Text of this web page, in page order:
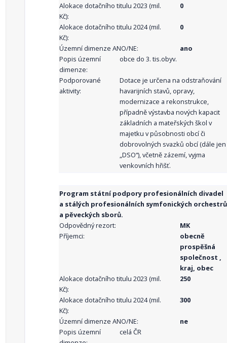
Alokace dotačního titulu 2023 (mil.
Kč):
0
Alokace dotačního titulu 2024 (mil.
Kč):
0
Územní dimenze ANO/NE:
ano
Popis územní
dimenze:
obce do 3. tis.obyv.
Podporované
aktivity:
Dotace je určena na odstraňování
havarijních stavů, opravy,
modernizace a rekonstrukce,
případně výstavba nových kapacit
základních a mateřských škol v
majetku v působnosti obcí či
dobrovolných svazků obcí (dále jen
„DSO“), včetně zázemí, vyjma
venkovních hřišť.
Program státní podpory profesionálních divadel
a stálých profesionálních symfonických orchestrů
a pěveckých sborů.
Odpovědný rezort:
MK
Příjemci:
obecně
prospěšná
společnost ,
kraj, obec
Alokace dotačního titulu 2023 (mil.
Kč):
250
Alokace dotačního titulu 2024 (mil.
Kč):
300
Územní dimenze ANO/NE:
ne
Popis územní
celá ČR